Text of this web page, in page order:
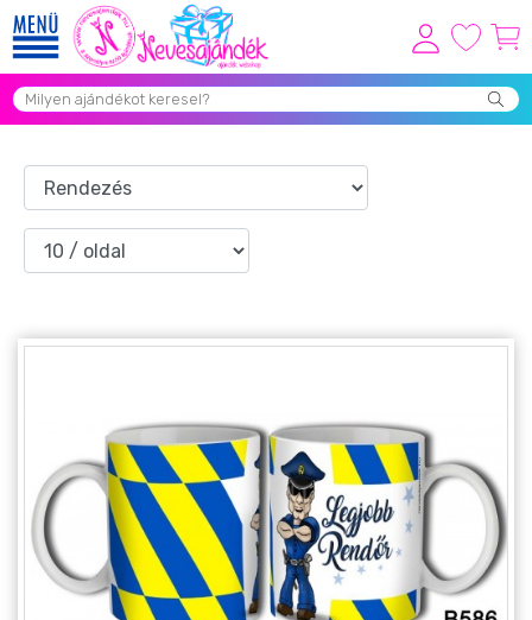
Viszonteladóknak
Grill Party Kellékek ❤️
Egyedi Ajándékok Rendelés
Vicces Pólók
Budapest Ajándéktárgyak
Szülinapi ajándékok
Alkalmakra
Ajándék Ötletek Férfiaknak